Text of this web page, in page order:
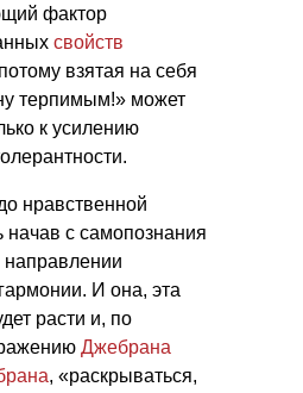
фактор
свойств
взятая на себя
терпимым!» может
к усилению
нравственной
с самопознания
направлении
И она, эта
расти и, по
Джебрана
, «раскрываться,